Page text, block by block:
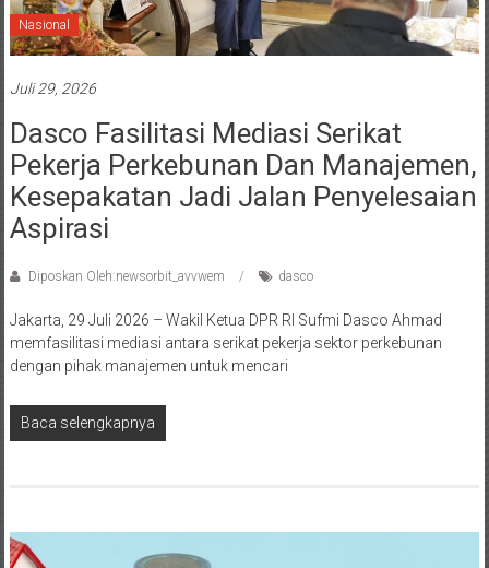
Nasional
Juli 29, 2026
Dasco Fasilitasi Mediasi Serikat
Pekerja Perkebunan Dan Manajemen,
Kesepakatan Jadi Jalan Penyelesaian
Aspirasi
Diposkan Oleh:newsorbit_avvwem dasco
Jakarta, 29 Juli 2026 – Wakil Ketua DPR RI Sufmi Dasco Ahmad
memfasilitasi mediasi antara serikat pekerja sektor perkebunan
dengan pihak manajemen untuk mencari
Baca selengkapnya